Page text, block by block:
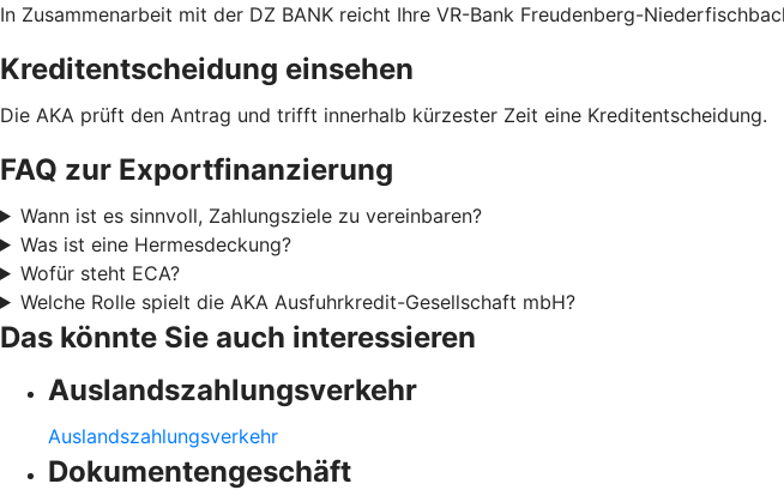
In Zusammenarbeit mit der DZ BANK reicht Ihre VR-Bank Freudenberg-
Kreditentscheidung einsehen
Die AKA prüft den Antrag und trifft innerhalb kürzester Zeit eine Kreditentscheidung.
FAQ zur Exportfinanzierung
Wann ist es sinnvoll, Zahlungsziele zu vereinbaren?
Was ist eine Hermesdeckung?
Wofür steht ECA?
Welche Rolle spielt die AKA Ausfuhrkredit-Gesellschaft mbH?
Das könnte Sie auch interessieren
Auslandszahlungsverkehr
Auslandszahlungsverkehr
Dokumentengeschäft